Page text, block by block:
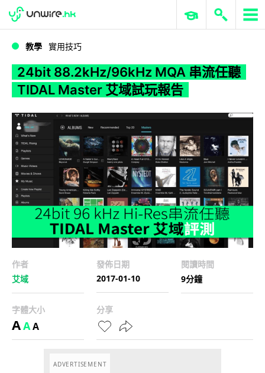
WWDC 2026 ERP 與商業 AI
教學 實用技巧
24bit 88.2kHz/96kHz MQA 串流任聽
TIDAL Master 艾域試玩報告
作者
艾域
發佈日期
2017-01-10
閱讀時間
9分鐘
字體大小
AAA
分享
ADVERTISEMENT